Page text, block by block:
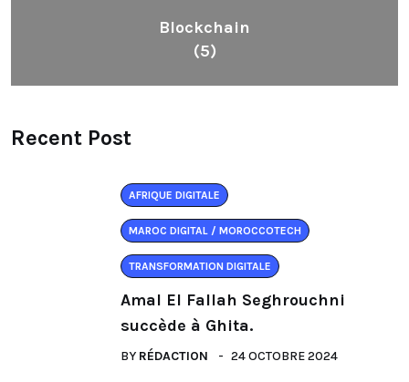
Blockchain
(5)
Recent Post
AFRIQUE DIGITALE
MAROC DIGITAL / MOROCCOTECH
TRANSFORMATION DIGITALE
Amal El Fallah Seghrouchni
succède à Ghita.
BY RÉDACTION 24 OCTOBRE 2024